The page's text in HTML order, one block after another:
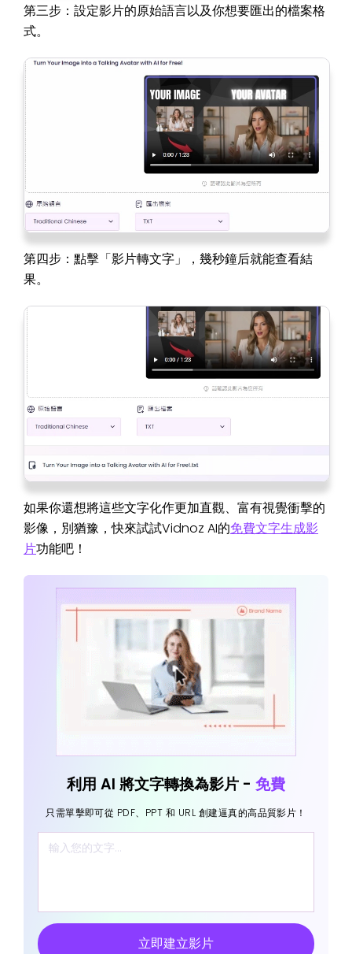
第三步：設定影片的原始語言以及你想要匯出的檔案格
式。
第四步：點擊「影片轉文字」，幾秒鐘后就能查看結
果。
如果你還想將這些文字化作更加直觀、富有視覺衝擊的
影像，別猶豫，快來試試Vidnoz AI的免費文字生成影
片功能吧！
利用 AI 將文字轉換為影片 - 免費
只需單擊即可從 PDF、PPT 和 URL 創建逼真的高品質影片！
立即建立影片